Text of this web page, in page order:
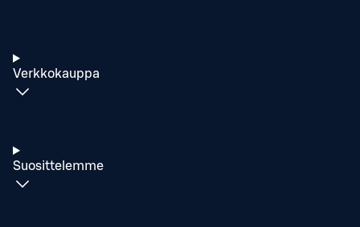
Verkkokauppa
Suosittelemme